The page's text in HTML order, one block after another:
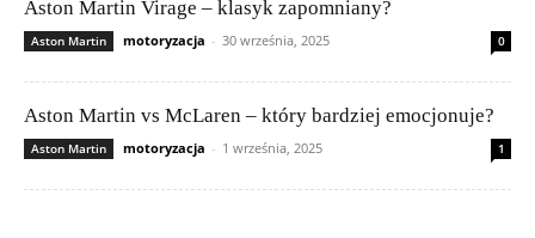
Aston Martin Virage – klasyk zapomniany?
Aston Martin motoryzacja - 30 września, 2025 0
Aston Martin vs McLaren – który bardziej emocjonuje?
Aston Martin motoryzacja - 1 września, 2025 1